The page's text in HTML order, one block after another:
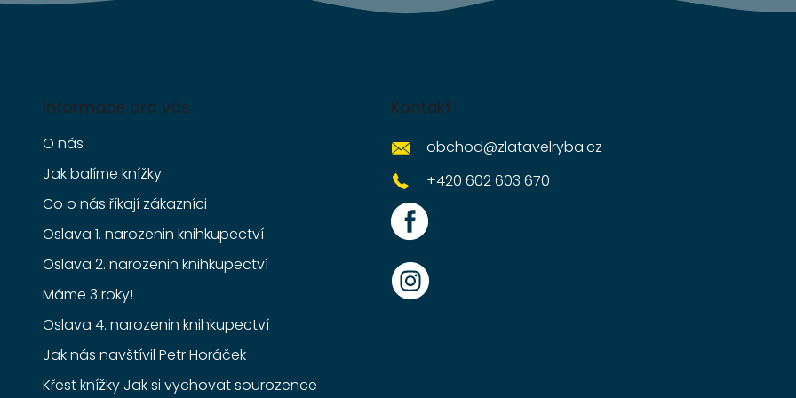
Informace pro vás
O nás
Jak balíme knížky
Co o nás říkají zákazníci
Oslava 1. narozenin knihkupectví
Oslava 2. narozenin knihkupectví
Máme 3 roky!
Oslava 4. narozenin knihkupectví
Jak nás navštívil Petr Horáček
Křest knížky Jak si vychovat sourozence
Kontakt
obchod@zlatavelryba.cz
+420 602 603 670